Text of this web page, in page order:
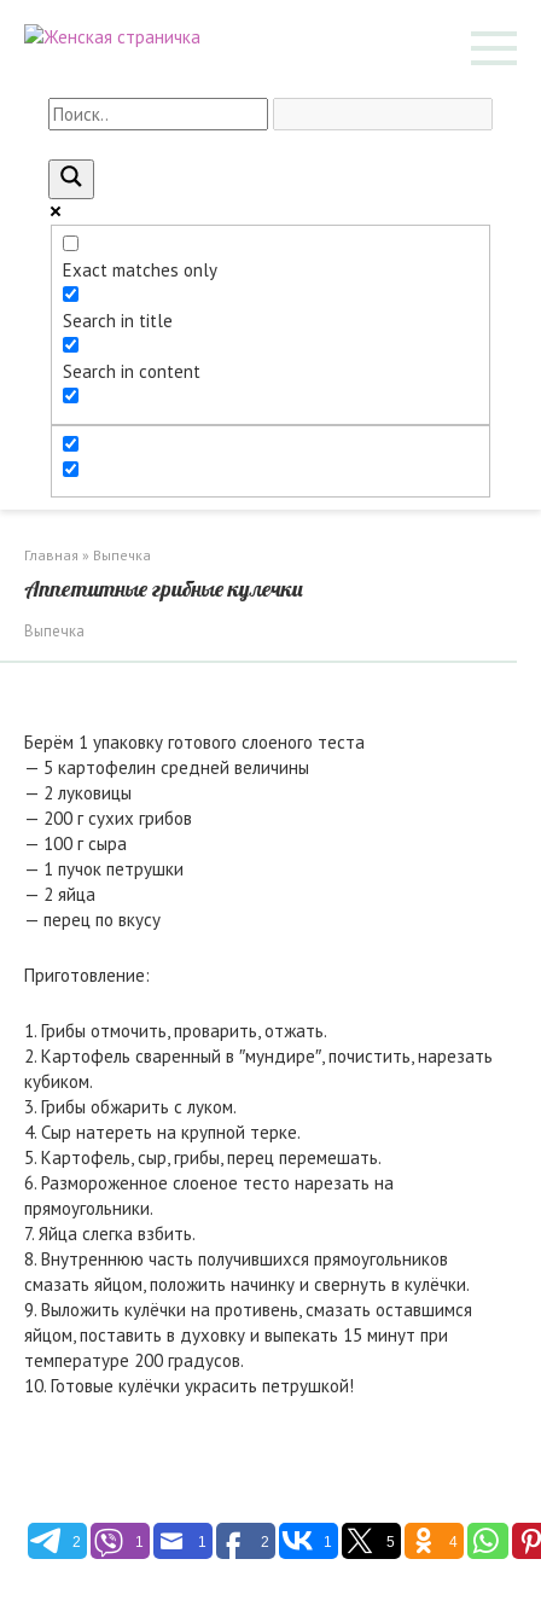
Exact matches only
Search in title
Search in content
Главная » Выпечка
Аппетитные грибные кулечки
Выпечка
Берём 1 упаковку готового слоеного теста
— 5 картофелин средней величины
— 2 луковицы
— 200 г сухих грибов
— 100 г сыра
— 1 пучок петрушки
— 2 яйца
— перец по вкусу
Приготовление:
1. Грибы отмочить, проварить, отжать.
2. Картофель сваренный в ″мундире″, почистить, нарезать
кубиком.
3. Грибы обжарить с луком.
4. Сыр натереть на крупной терке.
5. Картофель, сыр, грибы, перец перемешать.
6. Размороженное слоеное тесто нарезать на
прямоугольники.
7. Яйца слегка взбить.
8. Внутреннюю часть получившихся прямоугольников
смазать яйцом, положить начинку и свернуть в кулёчки.
9. Выложить кулёчки на противень, смазать оставшимся
яйцом, поставить в духовку и выпекать 15 минут при
температуре 200 градусов.
10. Готовые кулёчки украсить петрушкой!
2 1 1 2 1 5 4